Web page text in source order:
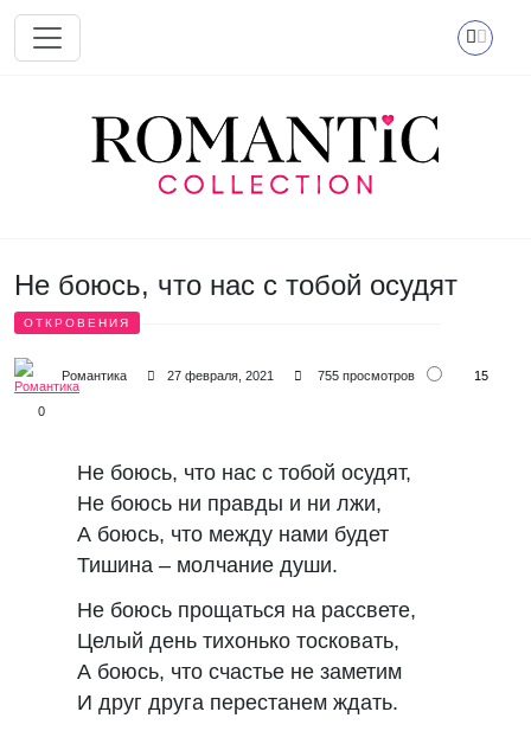
Перейти к основному содержанию
Не боюсь, что нас с тобой осудят
ОТКРОВЕНИЯ
Романтика 27 февраля, 2021 755 просмотров 15
0
Не боюсь, что нас с тобой осудят,
Не боюсь ни правды и ни лжи,
А боюсь, что между нами будет
Тишина – молчание души.
Не боюсь прощаться на рассвете,
Целый день тихонько тосковать,
А боюсь, что счастье не заметим
И друг друга перестанем ждать.